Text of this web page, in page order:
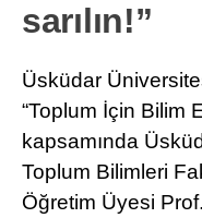
DÜNYA
SPOR
SAĞLIK
TEKNOLOJİ
sarılın!”
Üsküdar
“Toplum İçin Bilim
kapsamında
Toplum Bilimleri
Öğretim Üyesi